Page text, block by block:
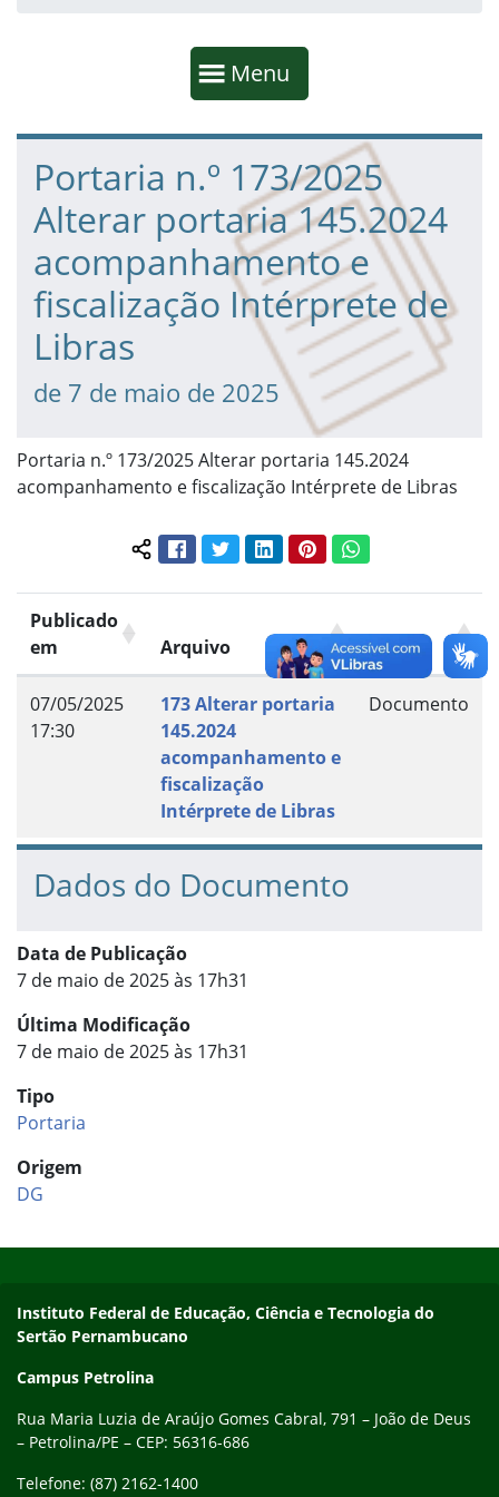
Mostrar
Menu
Fim da navegação
Início do conteúdo
Portaria n.º 173/2025
Alterar portaria 145.2024
acompanhamento e
fiscalização Intérprete de
Libras
de 7 de maio de 2025
Portaria n.º 173/2025 Alterar portaria 145.2024
acompanhamento e fiscalização Intérprete de Libras
Compartilhar conteúdo:
FacebookTwitterLinkedInPinterestWhatsApp
Publicado
em
Arquivo Grupo
07/05/2025
17:30
173 Alterar portaria
145.2024
acompanhamento e
fiscalização
Intérprete de Libras
Documento
Dados do Documento
Data de Publicação
7 de maio de 2025 às 17h31
Última Modificação
7 de maio de 2025 às 17h31
Tipo
Portaria
Origem
DG
Endereço
Instituto Federal de Educação, Ciência e Tecnologia do
Sertão Pernambucano
Campus Petrolina
Rua Maria Luzia de Araújo Gomes Cabral, 791 – João de Deus
– Petrolina/PE – CEP: 56316-686
Telefone: (87) 2162-1400